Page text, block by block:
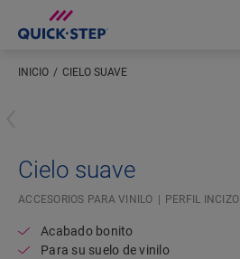
INICIO CIELO SUAVE
Cielo suave
ACCESORIOS PARA VINILO PERFIL INCIZO
Acabado bonito
Para su suelo de vinilo